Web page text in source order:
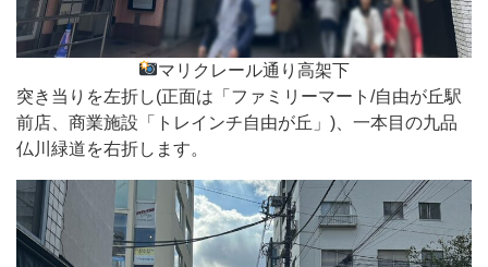
マリクレール通り高架下
突き当りを左折し(正面は「ファミリーマート/自由が丘駅
前店、商業施設「トレインチ自由が丘」)、一本目の九品
仏川緑道を右折します。